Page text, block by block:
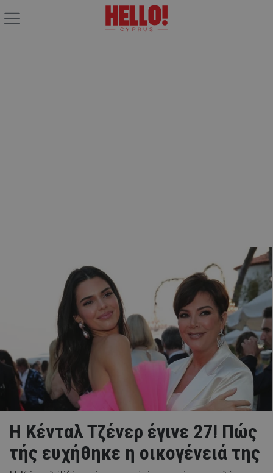
Η Κένταλ Τζένερ έγινε 27! Πώς
τής ευχήθηκε η οικογένειά της